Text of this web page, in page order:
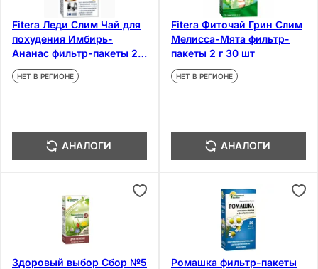
Fitera Леди Слим Чай для
похудения Имбирь-
Ананас фильтр-пакеты 2 г
30 шт
НЕТ В РЕГИОНЕ
АНАЛОГИ
Fitera Фиточай Грин Слим
Мелисса-Мята фильтр-
пакеты 2 г 30 шт
НЕТ В РЕГИОНЕ
АНАЛОГИ
Здоровый выбор Сбор №5
Ромашка фильтр-пакеты